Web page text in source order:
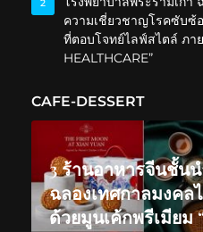
2
ความเชี่ยวชาญโรคซับซ้
ที่ตอบโจทย์ไลฟ์สไตล์ ภา
HEALTHCARE”
CAFE-DESSERT
3 ร้านอาหารจีนชั้น
ฉลองเทศกาลมงคล
ด้วยมูนเค้กพรีเมียม